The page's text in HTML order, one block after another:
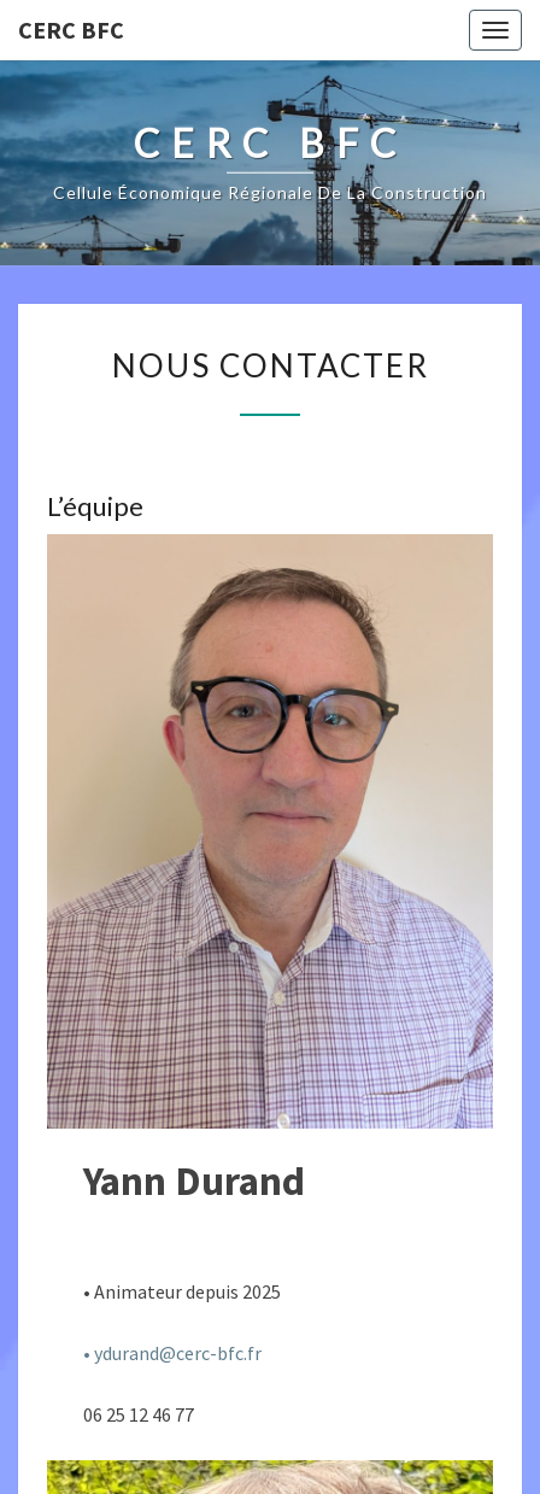
CERC BFC
CERC BFC
Cellule Économique Régionale De La Construction
CONTACTER
NOUS CONTACTER
L’équipe
Yann Durand
• Animateur depuis 2025
• ydurand@cerc-bfc.fr
06 25 12 46 77